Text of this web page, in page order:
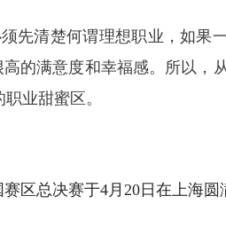
先清楚何谓理想职业，如果
的满意度和幸福感。所以，
业甜蜜区。
赛区总决赛于4月20日在上海圆